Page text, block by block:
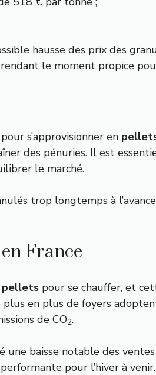
hausse des prix des
le moment propice
s’approvisionner en
des pénuries. Il est
le marché.
trop longtemps à
France
pellets pour se chauffer, et
en plus de foyers
de CO2.
baisse notable des
pour l’hiver à venir.